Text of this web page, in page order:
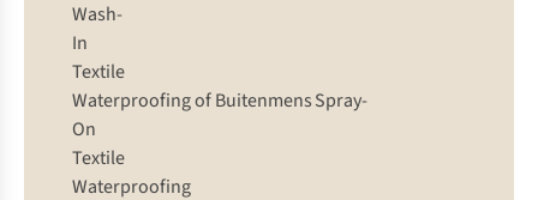
Wash-
In
Textile
WaterproofingofBuitenmens Spray-
On
Textile
Waterproofing